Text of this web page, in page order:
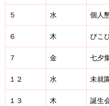
５ 水 個人
６ 木 ぴこ
７ 金 七夕
１２ 水 未就
１３ 木 誕生